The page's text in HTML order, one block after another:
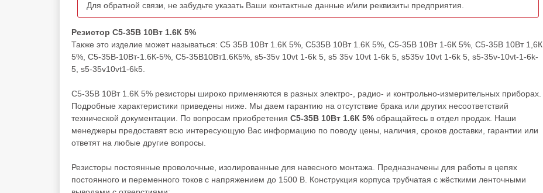
Для обратной связи, не забудьте указать Ваши контактные данные и/или реквизиты предприятия.
Резистор С5-35В 10Вт 1.6К 5%
Также это изделие может называться: С5 35В 10Вт 1.6К 5%, С535В 10Вт 1.6К 5%, С5-35В 10Вт 1-6К 5%, С5-35В 10Вт 1,6К
5%, С5-35В-10Вт-1.6К-5%, С5-35В10Вт1.6К5%, s5-35v 10vt 1-6k 5, s5 35v 10vt 1-6k 5, s535v 10vt 1-6k 5, s5-35v-10vt-1-6k-
5, s5-35v10vt1-6k5.
С5-35В 10Вт 1.6К 5% резисторы широко применяются в разных электро-, радио- и контрольно-измерительных приборах.
Подробные характеристики приведены ниже. Мы даем гарантию на отсутствие брака или других несоответствий
технической документации. По вопросам приобретения С5-35В 10Вт 1.6К 5% обращайтесь в отдел продаж. Наши
менеджеры предоставят всю интересующую Вас информацию по поводу цены, наличия, сроков доставки, гарантии или
ответят на любые другие вопросы.
Резисторы постоянные проволочные, изолированные для навесного монтажа. Предназначены для работы в цепях
постоянного и переменного токов с напряжением до 1500 В. Конструкция корпуса трубчатая с жёсткими ленточными